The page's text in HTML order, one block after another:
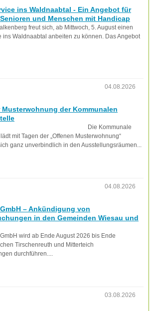
ins Waldnaabtal - Ein Angebot für
und Menschen mit Handicap
freut sich, ab Mittwoch, 5. August einen
ins Waldnaabtal anbeiten zu können. Das Angebot
04.08.2026
der Kommunalen
Die Kommunale
mit Tagen der „Offenen Musterwohnung“
ganz unverbindlich in den Ausstellungsräumen...
04.08.2026
– Ankündigung von
in den Gemeinden Wiesau und
wird ab Ende August 2026 bis Ende
Tirschenreuth und Mitterteich
durchführen....
03.08.2026